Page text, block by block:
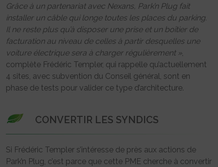
Grâce à un partenariat avec Nexans, Park’n Plug fait
installer un câble qui longe toutes les places du parking.
Il ne reste plus qu’à disposer une prise et un boîtier de
facturation au niveau de celles à partir desquelles une
voiture électrique sera à charger régulièrement »,
complète Frédéric Templer, qui rappelle qu’actuellement
4 sites, avec subvention du Conseil général, sont en
phase de tests pour valider ce type d’architecture.
CONVERTIR LES SYNDICS
Si Frédéric Templer s’intéresse de près aux actions de
Park’n Plug, c’est parce que cette PME cherche à convertir